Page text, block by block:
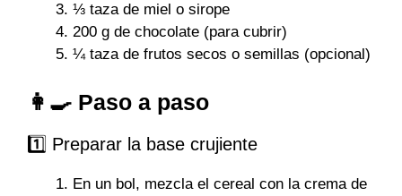
⅓ taza de miel o sirope
200 g de chocolate (para cubrir)
¼ taza de frutos secos o semillas (opcional)
👩‍🍳 Paso a paso
1️⃣ Preparar la base crujiente
En un bol, mezcla el cereal con la crema de